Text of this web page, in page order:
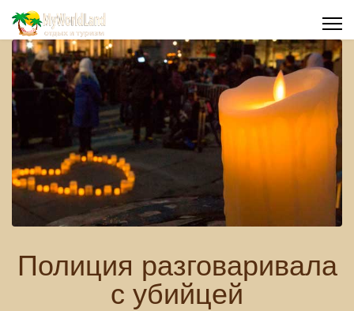
Полиция разговаривала
с убийцей